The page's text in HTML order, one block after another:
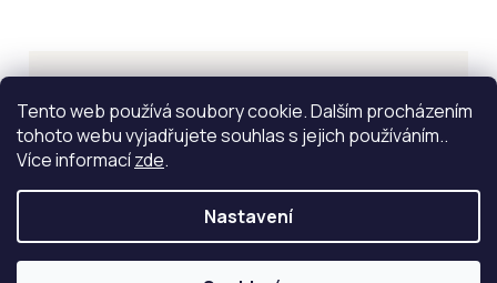
Tento web používá soubory cookie. Dalším procházením
tohoto webu vyjadřujete souhlas s jejich používáním..
Více informacízde.
Nastavení
Inspirace
ZOBRAZIT VÍCE